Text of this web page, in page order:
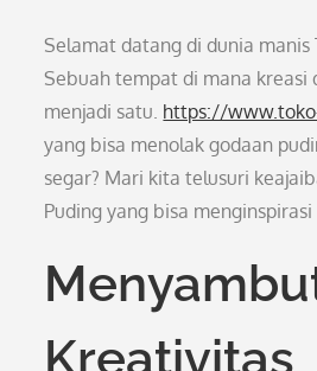
Selamat datang di dunia manis
Sebuah tempat di mana kreasi
menjadi satu. https://
yang bisa menolak godaan
segar? Mari kita telusuri
Puding yang bisa
Kreativitas